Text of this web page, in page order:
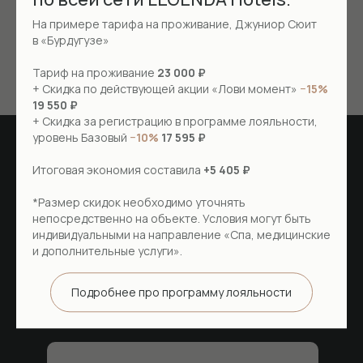
Проживание с животными
Забронируйте
номерпрямо
сейчас
На примере тарифа на проживание, Джуниор Сюит
в «Бурдугузе»
Тариф на проживание 23 000 ₽
+ Скидка по действующей акции «Лови момент» −15%
19 550 ₽
+ Скидка за регистрацию в программе лояльности,
уровень Базовый −10% 17 595 ₽
Итоговая экономия составила +5 405 ₽
*Размер скидок необходимо уточнять
непосредственно на объекте. Условия могут быть
индивидуальными на направление «Спа, медицинские
и дополнительные услуги».
Подробнее про программу лояльности